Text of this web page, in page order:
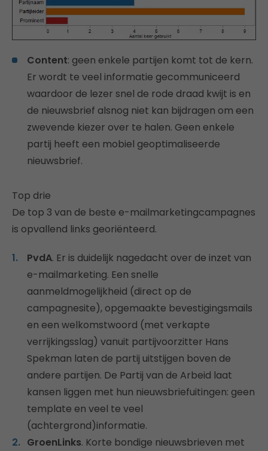
Content: geen enkele partijen komt tot de kern.
Er wordt te veel informatie gecommuniceerd
waardoor de lezer snel de rode draad kwijt is en
de nieuwsbrief alsnog niet kan bijdragen om een
zwevende kiezer over te halen. Geen enkele
partij heeft een mobiel geoptimaliseerde
nieuwsbrief.
Top drie
De top 3 van de beste e-mailmarketingcampagnes
is opvallend links georiënteerd.
PvdA. Er is duidelijk nagedacht over de inzet van
e-mailmarketing. Een snelle
aanmeldmogelijkheid (direct op de
campagnesite), opgemaakte bevestigingsmails
en een welkomstwoord (met verkapte
verrijkingsslag) vanuit partijvoorzitter Hans
Spekman laten de partij uitstijgen boven de
andere partijen. De Partij van de Arbeid laat
kansen liggen met hun nieuwsbriefuitingen: geen
template en veel te veel
(achtergrond)informatie.
GroenLinks. Korte bondige nieuwsbrieven met